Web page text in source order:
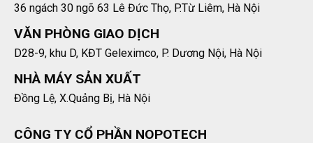
36 ngách 30 ngõ 63 Lê Đức Thọ, P.Từ Liêm, Hà Nội
VĂN PHÒNG GIAO DỊCH
D28-9, khu D, KĐT Geleximco, P. Dương Nội, Hà Nội
NHÀ MÁY SẢN XUẤT
Đồng Lệ, X.Quảng Bị, Hà Nội
CÔNG TY CỔ PHẦN NOPOTECH